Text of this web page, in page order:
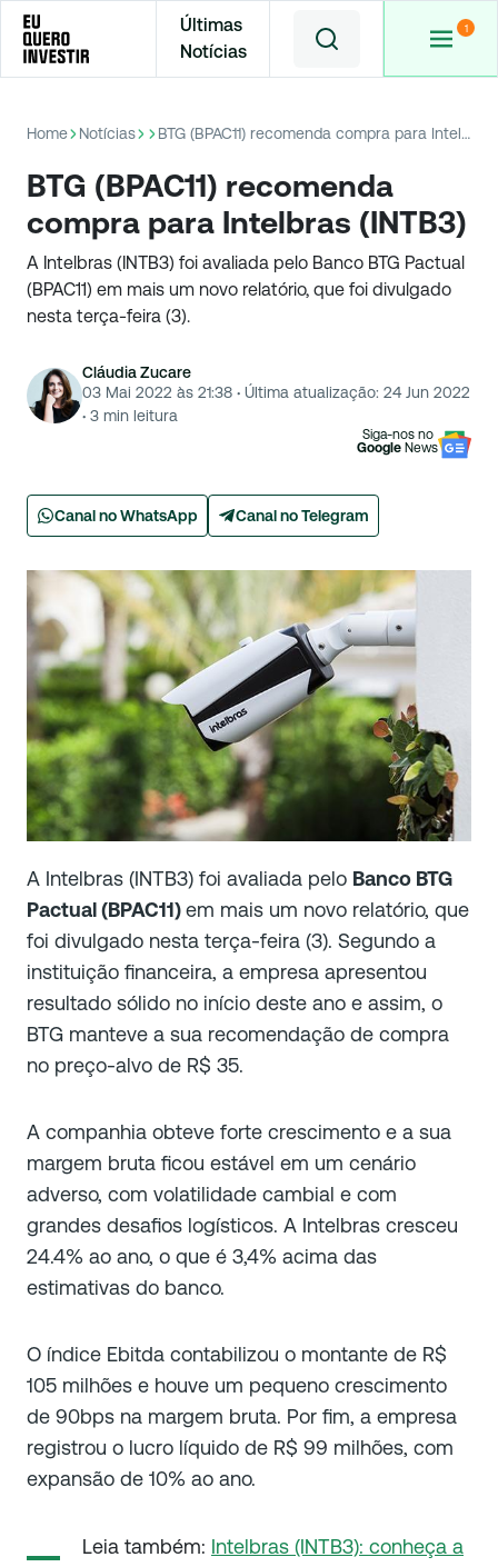
Últimas
Notícias
Home Notícias BTG (BPAC11) recomenda compra para Intelbras (INTB3)
BTG (BPAC11) recomenda
compra para Intelbras (INTB3)
A Intelbras (INTB3) foi avaliada pelo Banco BTG Pactual
(BPAC11) em mais um novo relatório, que foi divulgado
nesta terça-feira (3).
Cláudia Zucare
03 Mai 2022 às 21:38 · Última atualização: 24 Jun 2022
· 3 min leitura
Siga-nos no
Google News
Canal no WhatsApp Canal no Telegram
A Intelbras (INTB3) foi avaliada pelo Banco BTG
Pactual (BPAC11)em mais um novo relatório, que
foi divulgado nesta terça-feira (3). Segundo a
instituição financeira, a empresa apresentou
resultado sólido no início deste ano e assim, o
BTG manteve a sua recomendação de compra
no preço-alvo de R$ 35.
A companhia obteve forte crescimento e a sua
margem bruta ficou estável em um cenário
adverso, com volatilidade cambial e com
grandes desafios logísticos. A Intelbras cresceu
24.4% ao ano, o que é 3,4% acima das
estimativas do banco.
O índice Ebitda contabilizou o montante de R$
105 milhões e houve um pequeno crescimento
de 90bps na margem bruta. Por fim, a empresa
registrou o lucro líquido de R$ 99 milhões, com
expansão de 10% ao ano.
Leia também: Intelbras (INTB3): conheça a